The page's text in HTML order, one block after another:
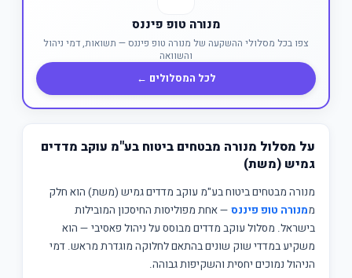
מנורה טופ פיננס
צפו בכל מסלולי ההשקעה של מנורה טופ פיננס — תשואות, דמי ניהול
והשוואה
לכל המסלולים ←
על מסלול מנורה מבטחים ביטוח בע"מ עוקב מדדים
גמיש (משת)
מנורה מבטחים ביטוח בע"מ עוקב מדדים גמיש (משת) הוא חלק
ממנורה טופ פיננס — אחת מפוליסות החיסכון המובילות
בישראל. מסלול עוקב מדדים מבוסס על ניהול פאסיבי — הוא
משקיע במדדי שוק שונים בהתאם לחלוקה מוגדרת מראש. דמי
הניהול נמוכים יחסית והשקיפות גבוהה.